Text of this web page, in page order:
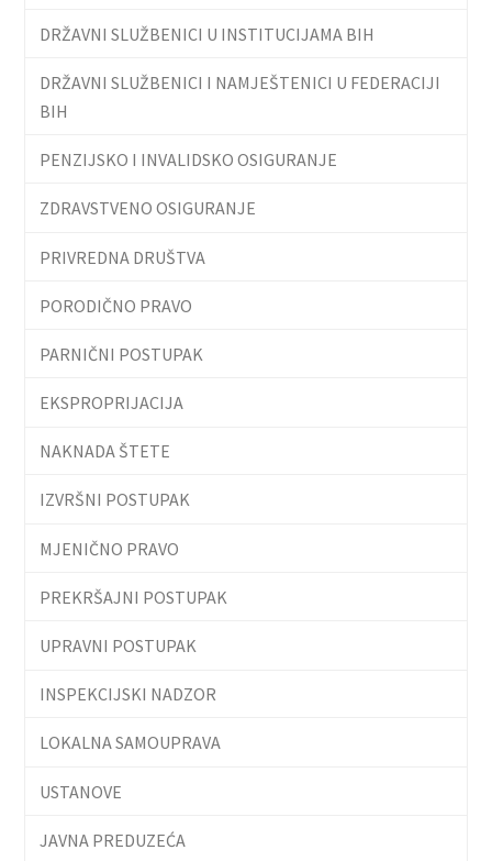
DRŽAVNI SLUŽBENICI U INSTITUCIJAMA BIH
DRŽAVNI SLUŽBENICI I NAMJEŠTENICI U FEDERACIJI
BIH
PENZIJSKO I INVALIDSKO OSIGURANJE
ZDRAVSTVENO OSIGURANJE
PRIVREDNA DRUŠTVA
PORODIČNO PRAVO
PARNIČNI POSTUPAK
EKSPROPRIJACIJA
NAKNADA ŠTETE
IZVRŠNI POSTUPAK
MJENIČNO PRAVO
PREKRŠAJNI POSTUPAK
UPRAVNI POSTUPAK
INSPEKCIJSKI NADZOR
LOKALNA SAMOUPRAVA
USTANOVE
JAVNA PREDUZEĆA